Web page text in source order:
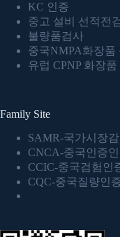
KC 인증
중고 설비 선적전
불량품검사
중국NMPA화장품
유럽 CPNP 화장품
Family Site
SAMR-국가시장
CNCA-중국인증
CCIC-중국검험인
CQC-중국질량인